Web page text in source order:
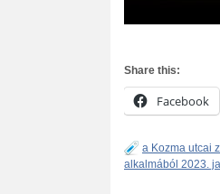
Share this:
Facebook
a Kozma utcai
alkalmából 2023.